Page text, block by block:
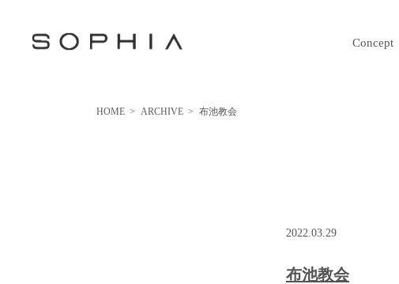
Concept
HOME > ARCHIVE > 布池教会
2022.03.29
布池教会